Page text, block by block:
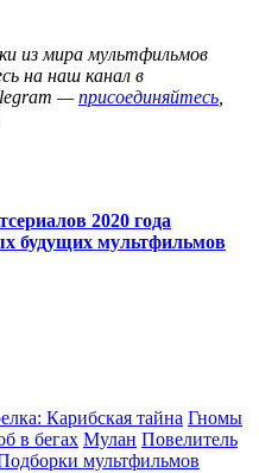
из мира мультфильмов
на наш канал в
— присоединяйтесь
2020 года
будущих мультфильмов
Карибская тайна Гномы
в бегах Мулан Повелитель
мультфильмов